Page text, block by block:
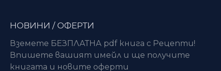
НОВИНИ / ОФЕРТИ
Вземете БЕЗПЛАТНА pdf книга с Рецепти!
Впишете вашият имейл и ще получите
книгата и новите оферти